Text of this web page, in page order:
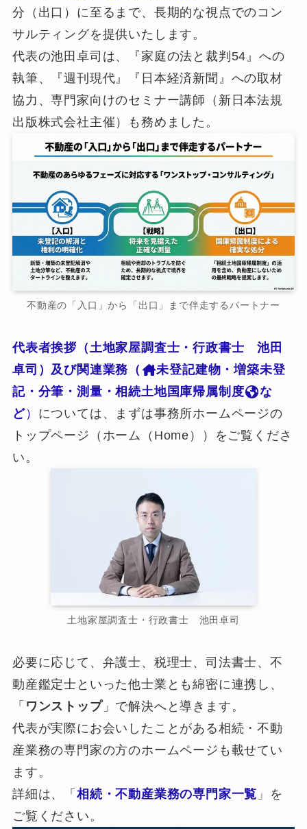
分（出口）に至るまで、長期的な視点でのコン
サルティングを提供いたします。
代表の池田卓司は、『家庭の法と裁判54』への
執筆、『週刊現代』『日本経済新聞』への取材
協力、専門家向けのセミナー講師（新日本法規
出版株式会社主催）も務めました。
不動産の「入口」から「出口」まで伴走するパートナー
代表者挨拶（土地家屋調査士・行政書士 池田
卓司）及び関連業務（
未登記建物・増築未登
記・分筆・測量・相続土地国庫帰属制度
な
ど） については、まずは事務所ホームページの
トップページ（ホーム（Home））をご覧くださ
い。
土地家屋調査士・行政書士 池田卓司
必要に応じて、弁護士、税理士、司法書士、不
動産鑑定士といった他士業とも綿密に連携し、
「 ワンストップ」で解決へと導きます。
代表が実際にお会いしたことがある相続・不動
産業務の専門家の方のホームページも載せてい
ます。
詳細は、「 相続・不動産業務の専門家一覧 」を
ご覧ください。